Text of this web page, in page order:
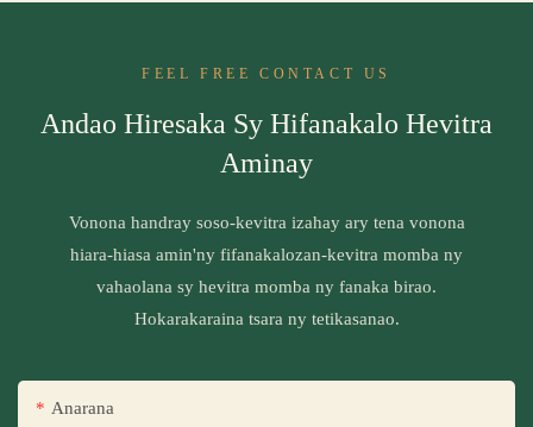
FEEL FREE CONTACT US
Andao Hiresaka Sy Hifanakalo Hevitra
Aminay
Vonona handray soso-kevitra izahay ary tena vonona
hiara-hiasa amin'ny fifanakalozan-kevitra momba ny
vahaolana sy hevitra momba ny fanaka birao.
Hokarakaraina tsara ny tetikasanao.
Anarana